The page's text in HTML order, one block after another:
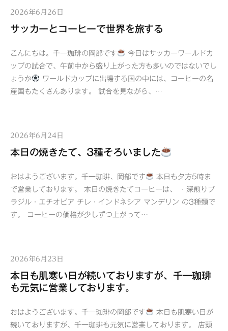
2026年6月26日
サッカーとコーヒーで世界を旅する
こんにちは。千一珈琲の岡部です
今日はサッカーワールドカ
ップの試合で、午前中から盛り上がった方も多いのではないでし
ょうか
ワールドカップに出場する国の中には、コーヒーの名
産国もたくさんあります。 試合を見ながら、…
2026年6月24日
本日の焼きたて、3種そろいました
おはようございます。千一珈琲、岡部です
本日も夕方5時ま
で営業しております。 本日の焼きたてコーヒーは、 ・深煎りブ
ラジル・エチオピア チレ・インドネシア マンデリン の3種類で
す。 コーヒーの価格が少しずつ上がって…
2026年6月23日
本日も肌寒い日が続いておりますが、千一珈琲
も元気に営業しております。
おはようございます。千一珈琲の岡部です
本日も肌寒い日が
続いておりますが、千一珈琲も元気に営業しております。 店頭